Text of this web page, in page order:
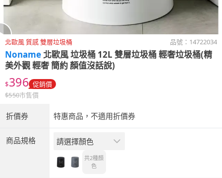
北歐風 質感 雙層垃圾桶 品號： 14722034
Noname北歐風 垃圾桶 12L 雙層垃圾桶 輕奢垃圾桶(精
美外觀 輕奢 簡約 顏值沒話說)
$396 促銷價
$550市售價
折價券 特惠商品，不適用折價券
商品規格 請選擇顏色
共2種顏
色